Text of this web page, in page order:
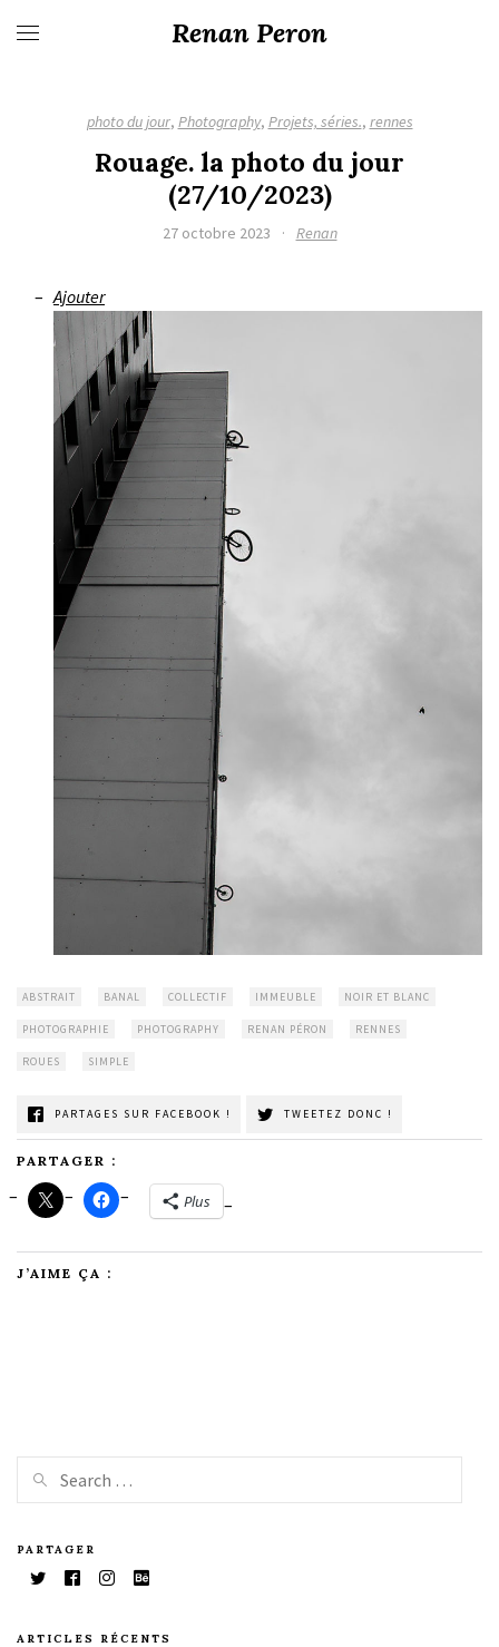
Renan Peron
photo du jour, Photography, Projets, séries., rennes
Rouage. la photo du jour
(27/10/2023)
27 octobre 2023 · Renan
Ajouter
ABSTRAIT BANAL COLLECTIF IMMEUBLE NOIR ET BLANC
PHOTOGRAPHIE PHOTOGRAPHY RENAN PÉRON RENNES
ROUES SIMPLE
PARTAGES SUR FACEBOOK ! TWEETEZ DONC !
PARTAGER :
Plus
J’AIME ÇA :
PARTAGER
ARTICLES RÉCENTS